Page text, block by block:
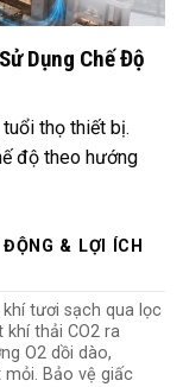
Dụng Chế Độ
thọ thiết bị.
độ theo hướng
& LỢI ÍCH
tươi sạch qua lọc
khí thải CO2 ra
O2 dồi dào,
Bảo vệ giấc